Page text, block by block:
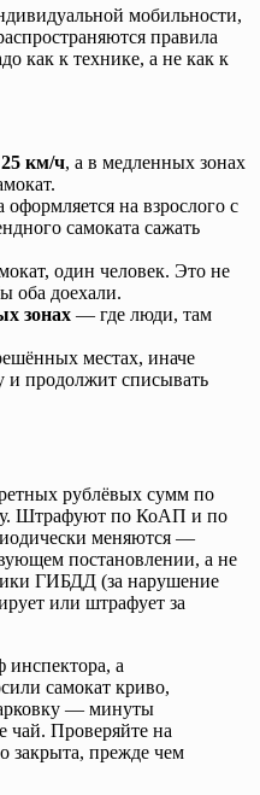
мобильности,
правила
как к технике, а не как к
25 км/ч, а в медленных зонах
на взрослого с
самоката сажать
один человек. Это не
оба доехали.
зонах — где люди, там
местах, иначе
и продолжит списывать
рублёвых сумм по
Штрафуют по КоАП и по
меняются —
постановлении, а не
ГИБДД (за нарушение
или штрафует за
а
самокат криво,
— минуты
чай. Проверяйте на
закрыта, прежде чем